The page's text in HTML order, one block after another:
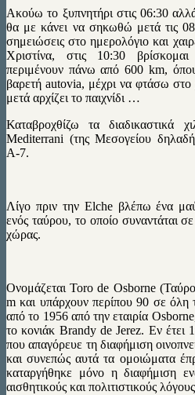
Ακούω το ξυπνητήρι στις 06:30
θα με κάνει να σηκωθώ μετά τις
σημειώσεις στο ημερολόγιο και
Χριστίνα, στις 10:30
περιμένουν πάνω από 600 km,
βαρετή autovia, μέχρι να φτάσω στο
μετά αρχίζει το παιχνίδι …
Καταβροχθίζω τα διαδικαστικά
Mediterrani (της Μεσογείου
Α-7.
Λίγο πριν την Elche βλέπω ένα
ενός ταύρου, το οποίο συναντάται
χώρας.
Ονομάζεται Toro de Osborne
m και υπάρχουν περίπου 90 σε όλη
από το 1956 από την εταιρία
το κονιάκ Brandy de Jerez. Eν
που απαγόρευε τη διαφήμιση
και συνεπώς αυτά τα ομοιώματα
καταργήθηκε μόνο η διαφήμιση
αισθητικούς και πολιτιστικούς